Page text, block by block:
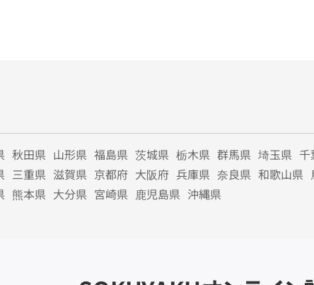
秋田県 山形県 福島県 茨城県 栃木県 群馬県 埼玉県 千
三重県 滋賀県 京都府 大阪府 兵庫県 奈良県 和歌山県
熊本県 大分県 宮崎県 鹿児島県 沖縄県